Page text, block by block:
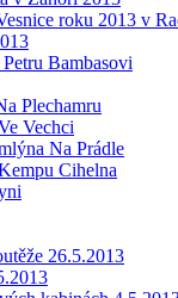
roku 2013 v
Bambasovi
Plechamru
Vechci
Na Prádle
Cihelna
26.5.2013